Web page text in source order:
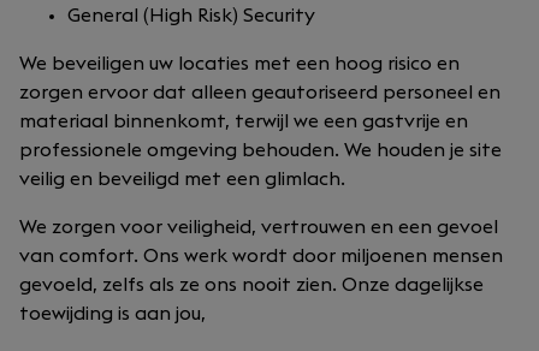
General (High Risk) Security
We beveiligen uw locaties met een hoog risico en
zorgen ervoor dat alleen geautoriseerd personeel en
materiaal binnenkomt, terwijl we een gastvrije en
professionele omgeving behouden. We houden je site
veilig en beveiligd met een glimlach.
We zorgen voor veiligheid, vertrouwen en een gevoel
van comfort. Ons werk wordt door miljoenen mensen
gevoeld, zelfs als ze ons nooit zien. Onze dagelijkse
toewijding is aan jou,